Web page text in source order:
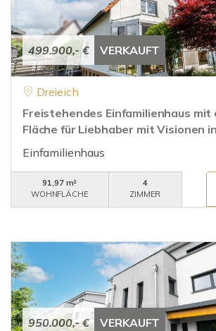
499.900,- € VERKAUFT
Dreieich
Freistehendes Einfamilienhaus mit
Fläche für Liebhaber mit Visionen
Einfamilienhaus
91,97 m²
WOHNFLÄCHE
4
ZIMMER
950.000,- € VERKAUFT